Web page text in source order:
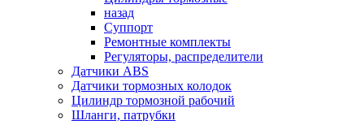
назад
Суппорт
Ремонтные комплекты
Регуляторы, распределители
Датчики ABS
Датчики тормозных колодок
Цилиндр тормозной рабочий
Шланги, патрубки